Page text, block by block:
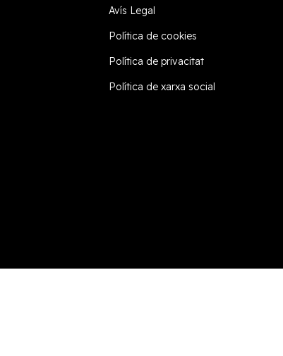
Avís Legal
Política de cookies
Política de privacitat
Política de xarxa social